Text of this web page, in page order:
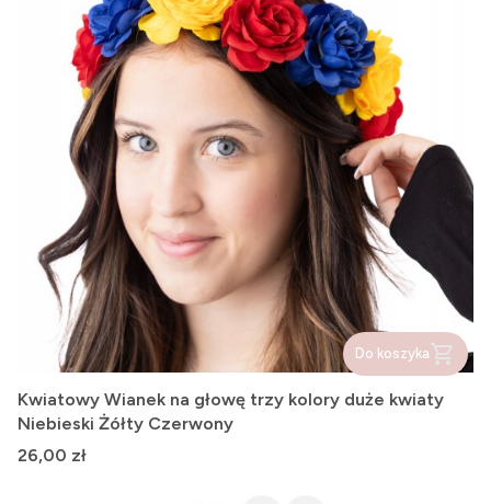
Do koszyka
Kwiatowy Wianek na głowę trzy kolory duże kwiaty
Niebieski Żółty Czerwony
Cena
26,00 zł